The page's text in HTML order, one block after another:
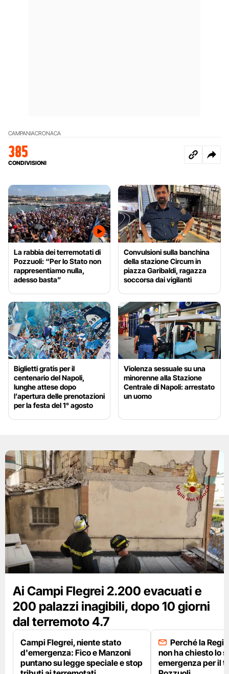
CAMPANIACRONACA
385
CONDIVISIONI
La rabbia dei terremotati di
Pozzuoli: “Per lo Stato non
rappresentiamo nulla,
adesso basta”
Convulsioni sulla banchina
della stazione Circum in
piazza Garibaldi, ragazza
soccorsa dai vigilanti
Biglietti gratis per il
centenario del Napoli,
lunghe attese dopo
l’apertura delle prenotazioni
per la festa del 1° agosto
Violenza sessuale su una
minorenne alla Stazione
Centrale di Napoli: arrestato
un uomo
Ai Campi Flegrei 2.200 evacuati e
200 palazzi inagibili, dopo 10 giorni
dal terremoto 4.7
Campi Flegrei, niente stato
d'emergenza: Fico e Manzoni
puntano su legge speciale e stop
Perché la
non ha chiesto lo
emergenza per il